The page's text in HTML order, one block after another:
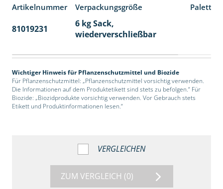
Artikelnummer Verpackungsgröße
81019231
6 kg Sack,
wiederverschließbar
Wichtiger Hinweis für Pflanzenschutzmittel und Biozide
Für Pflanzenschutzmittel: „Pflanzenschutzmittel vorsichtig verwenden.
Die Informationen auf dem Produktetikett sind stets zu befolgen.“ Für
Biozide: „Biozidprodukte vorsichtig verwenden. Vor Gebrauch stets
Etikett und Produktinformationen lesen.“
VERGLEICHEN
ZUM VERGLEICH (0)